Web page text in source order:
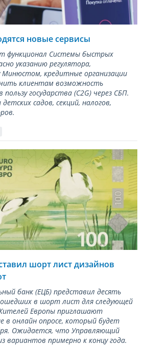
новые сервисы
функционал Системы быстрых
указанию регулятора,
Минюстом, кредитные организации
клиентам возможность
государства (С2G) через СБП.
садов, секций, налогов,
шорт лист дизайнов
банк (ЕЦБ) представил десять
в шорт лист для следующей
Европы приглашают
в онлайн опросе, который будет
Ожидается, что Управляющий
вариантов примерно к концу года.